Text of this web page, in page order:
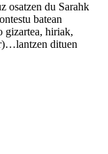
osatzen du Sarahk
batean
gizartea, hiriak,
dituen